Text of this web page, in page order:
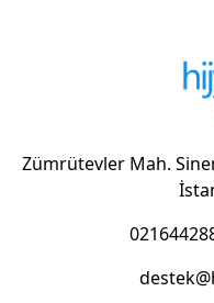
Zümrütevler Mah.